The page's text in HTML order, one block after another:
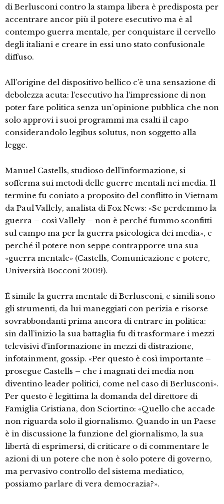
di Berlusconi contro la stampa libera è predisposta per
accentrare ancor più il potere esecutivo ma è al
contempo guerra mentale, per conquistare il cervello
degli italiani e creare in essi uno stato confusionale
diffuso.
All’origine del dispositivo bellico c’è una sensazione di
debolezza acuta: l’esecutivo ha l’impressione di non
poter fare politica senza un’opinione pubblica che non
solo approvi i suoi programmi ma esalti il capo
considerandolo legibus solutus, non soggetto alla
legge.
Manuel Castells, studioso dell’informazione, si
sofferma sui metodi delle guerre mentali nei media. Il
termine fu coniato a proposito del conflitto in Vietnam
da Paul Vallely, analista di Fox News: «Se perdemmo la
guerra – così Vallely – non è perché fummo sconfitti
sul campo ma per la guerra psicologica dei media», e
perché il potere non seppe contrapporre una sua
«guerra mentale» (Castells, Comunicazione e potere,
Università Bocconi 2009).
È simile la guerra mentale di Berlusconi, e simili sono
gli strumenti, da lui maneggiati con perizia e risorse
sovrabbondanti prima ancora di entrare in politica:
sin dall’inizio la sua battaglia fu di trasformare i mezzi
televisivi d’informazione in mezzi di distrazione,
infotainment, gossip. «Per questo è così importante –
prosegue Castells – che i magnati dei media non
diventino leader politici, come nel caso di Berlusconi».
Per questo è legittima la domanda del direttore di
Famiglia Cristiana, don Sciortino: «Quello che accade
non riguarda solo il giornalismo. Quando in un Paese
è in discussione la funzione del giornalismo, la sua
libertà di esprimersi, di criticare o di commentare le
azioni di un potere che non è solo potere di governo,
ma pervasivo controllo del sistema mediatico,
possiamo parlare di vera democrazia?».